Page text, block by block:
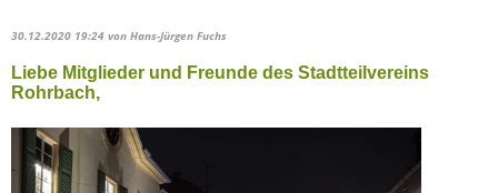
30.12.2020 19:24 von Hans-Jürgen Fuchs
Liebe Mitglieder und Freunde des Stadtteilvereins
Rohrbach,